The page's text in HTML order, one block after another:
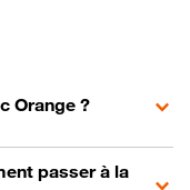
Orange ?
passer à la